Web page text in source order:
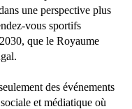
une perspective plus
vous sportifs
que le Royaume
des événements
et médiatique où